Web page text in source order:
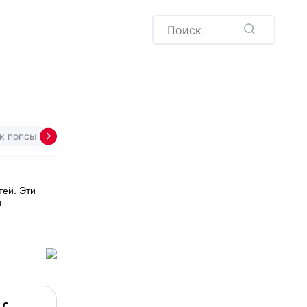
Напитки
попсы
Эти